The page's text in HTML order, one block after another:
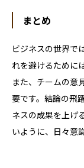
まとめ
ビジネスの世界で
れを避けるために
また、チームの意
要です。結論の飛
ネスの成果を上げ
いように、日々意